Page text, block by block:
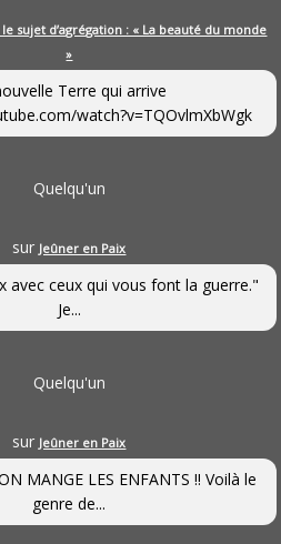
sujet d’agrégation : « La beauté du monde
»
Terre qui arrive
watch?v=TQOvlmXbWgk
Quelqu'un
sur Jeûner en Paix
avec ceux qui vous font la guerre."
Je...
Quelqu'un
sur Jeûner en Paix
MANGE LES ENFANTS !! Voilà le
genre de...